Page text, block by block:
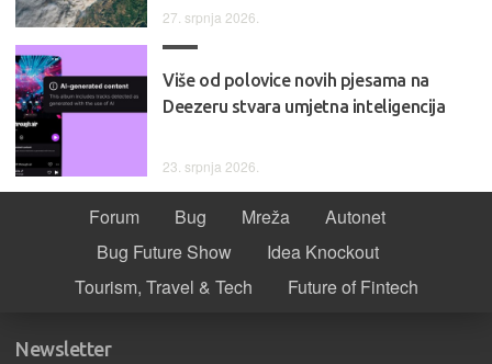
27. srpnja 2026.
Više od polovice novih pjesama na
Deezeru stvara umjetna inteligencija
23. srpnja 2026.
Forum Bug Mreža
Autonet
Bug Future Show
Idea Knockout
Tourism, Travel & Tech
Future of Fintech
Newsletter